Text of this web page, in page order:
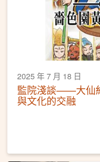
2025 年 7 月 18 日
監院淺談——大仙
與文化的交融